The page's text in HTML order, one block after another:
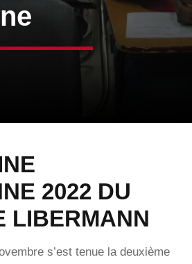
2022 DU
LIBERMANN
s’est tenue la deuxième